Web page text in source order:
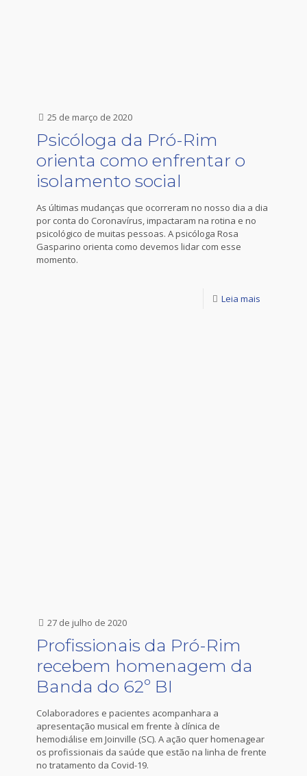
25 de março de 2020
Psicóloga da Pró-Rim
orienta como enfrentar o
isolamento social
As últimas mudanças que ocorreram no nosso dia a dia
por conta do Coronavírus, impactaram na rotina e no
psicológico de muitas pessoas. A psicóloga Rosa
Gasparino orienta como devemos lidar com esse
momento.
Leia mais
27 de julho de 2020
Profissionais da Pró-Rim
recebem homenagem da
Banda do 62º BI
Colaboradores e pacientes acompanhara a
apresentação musical em frente à clínica de
hemodiálise em Joinville (SC). A ação quer homenagear
os profissionais da saúde que estão na linha de frente
no tratamento da Covid-19.